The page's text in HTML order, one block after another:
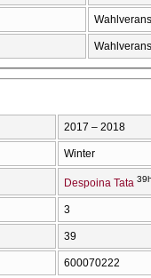
2017 – 2018
Winter
Despoina Tata
3
39
600070222